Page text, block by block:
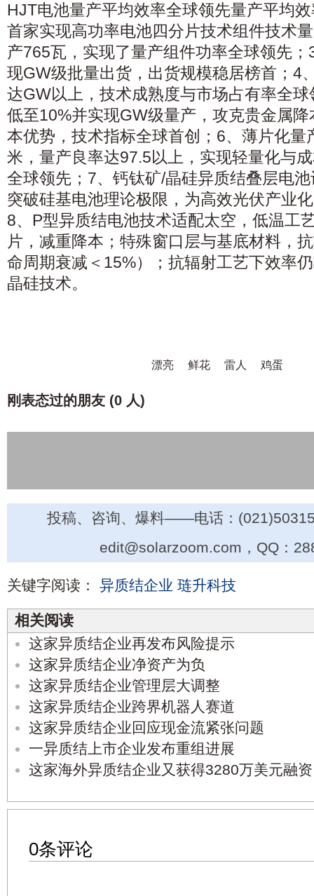
HJT电池量产平均效率全球领先量产平均
首家实现高功率电池四分片技术组件技术
产765瓦，实现了量产组件功率全球领先
现GW级批量出货，出货规模稳居榜首；4
达GW以上，技术成熟度与市场占有率全
低至10%并实现GW级量产，攻克贵金属
本优势，技术指标全球首创；6、薄片化量
米，量产良率达97.5以上，实现轻量化与
全球领先；7、钙钛矿/晶硅异质结叠层电
突破硅基电池理论极限，为高效光伏产业
8、P型异质结电池技术适配太空，低温工
片，减重降本；特殊窗口层与基底材料，
命周期衰减＜15%）；抗辐射工艺下效率
晶硅技术。
漂亮 鲜花 雷人 鸡蛋
刚表态过的朋友 (0 人)
投稿、咨询、爆料——电话：
edit@solarzoom.com，QQ：
关键字阅读： 异质结企业 琏升科技
相关阅读
这家异质结企业再发布风险提示
这家异质结企业净资产为负
这家异质结企业管理层大调整
这家异质结企业跨界机器人赛道
这家异质结企业回应现金流紧张问题
一异质结上市企业发布重组进展
这家海外异质结企业又获得3280万美元融
0条评论